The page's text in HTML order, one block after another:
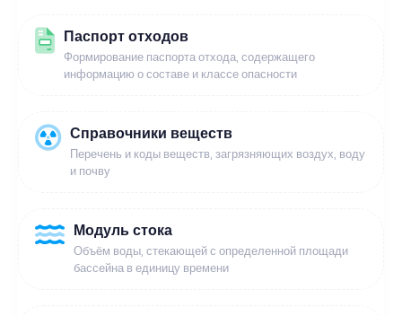
Паспорт отходов
Формирование паспорта отхода, содержащего
информацию о составе и классе опасности
Справочники веществ
Перечень и коды веществ, загрязняющих воздух, воду
и почву
Модуль стока
Объём воды, стекающей с определенной площади
бассейна в единицу времени